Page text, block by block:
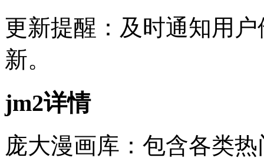
更新提醒：及时通知用
新。
jm2详情
庞大漫画库：包含各类